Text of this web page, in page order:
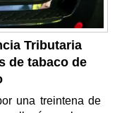
Tributaria
de tabaco de
una treintena de